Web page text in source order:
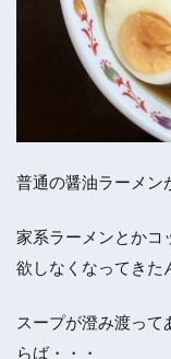
普通の醤油ラーメン
家系ラーメンとかコ
欲しなくなってきた
スープが澄み渡って
らば・・・